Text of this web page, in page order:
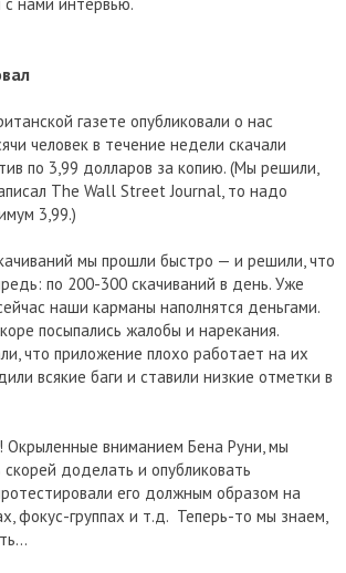
газете опубликовали о нас
человек в течение недели скачали
по 3,99 долларов за копию. (Мы решили,
The Wall Street Journal, то надо
3,99.)
мы прошли быстро — и решили, что
по 200-300 скачиваний в день. Уже
наши карманы наполнятся деньгами.
посыпались жалобы и нарекания.
что приложение плохо работает на их
всякие баги и ставили низкие отметки в
Окрыленные вниманием Бена Руни, мы
скорей доделать и опубликовать
его должным образом на
фокус-группах и т.д. Теперь-то мы знаем,